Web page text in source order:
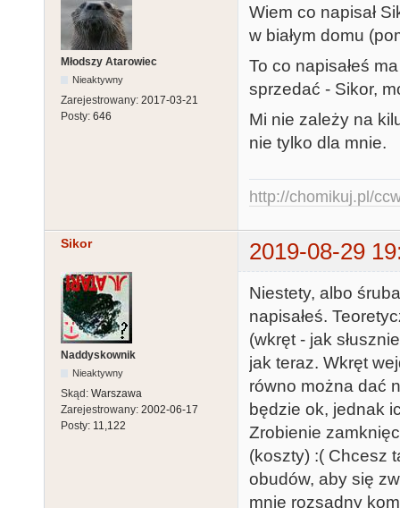
Młodszy Atarowiec
Nieaktywny
Zarejestrowany: 2017-03-21
Posty: 646
Wiem co napisał
w białym domu
To co napisałeś
sprzedać - Sikor,
Mi nie zależy na
nie tylko dla mnie.
http://chomikuj.pl/
Sikor 2019-08-29
Naddyskownik
Nieaktywny
Skąd: Warszawa
Zarejestrowany: 2002-06-17
Posty: 11,122
Niestety, albo
napisałeś.
(wkręt - jak
jak teraz. Wkręt
równo można dać
będzie ok, jednak
Zrobienie
(koszty) :( Chcesz
obudów, aby się
mnie rozsądny